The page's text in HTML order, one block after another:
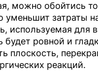
можно обойтись
уменьшит затраты
используемая для
будет ровной и
плоскость,
реакций.